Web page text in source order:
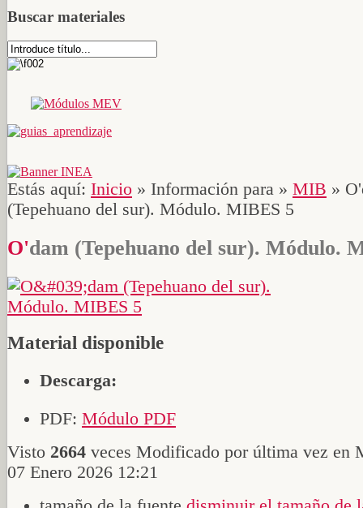
Buscar materiales
Estás aquí: Inicio » Información para » MIB »
(Tepehuano del sur). Módulo. MIBES 5
O'dam (Tepehuano del sur). Módulo.
Material disponible
Descarga:
PDF: Módulo PDF
Visto 2664 veces Modificado por última vez en
07 Enero 2026 12:21